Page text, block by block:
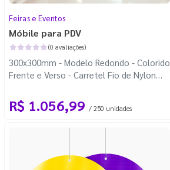
Feiras e Eventos
Móbile para PDV
(0 avaliações)
300x300mm - Modelo Redondo - Colorido
Frente e Verso - Carretel Fio de Nylon
R$ 1.056,99 / 250 unidades